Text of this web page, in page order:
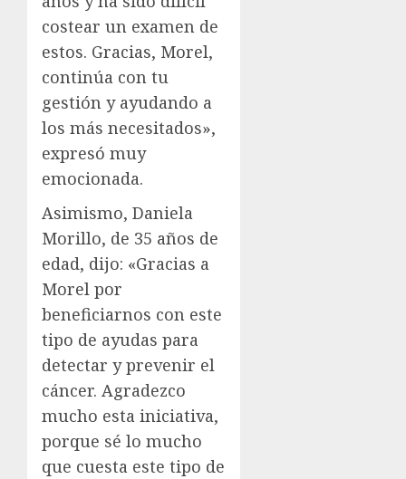
costear un examen de
estos. Gracias, Morel,
continúa con tu
gestión y ayudando a
los más necesitados»,
expresó muy
emocionada.
Asimismo, Daniela
Morillo, de 35 años de
edad, dijo: «Gracias a
Morel por
beneficiarnos con este
tipo de ayudas para
detectar y prevenir el
cáncer. Agradezco
mucho esta iniciativa,
porque sé lo mucho
que cuesta este tipo de